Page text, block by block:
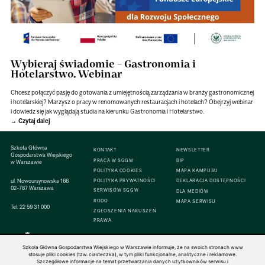
Wybieraj świadomie – Gastronomia i
Hotelarstwo. Webinar
Chcesz połączyć pasję do gotowania z umiejętnością zarządzania w branży gastronomicznej
i hotelarskiej? Marzysz o pracy w renomowanych restauracjach i hotelach? Obejrzyj webinar
i dowiedz się jak wyglądają studia na kierunku Gastronomia i Hotelarstwo.
Czytaj dalej
Szkoła Główna
Gospodarstwa Wiejskiego
w Warszawie
ul. Nowoursynowska 166
02-787 Warszawa
Tel:22 59 31 000
KONTAKT
PRACA W SGGW
POLITYKA COOKIES
POLITYKA PRYWATNOŚCI
SERWISÓW SGGW
RODO
ZGŁOSZENIA NARUSZEŃ
PRAWA
NEWSLETTER
BIP
MAPA KAMPUSU
DEKLARACJA DOSTĘPNOŚCI
DLA MEDIÓW
MAPA SERWISU
Szkoła Główna Gospodarstwa Wiejskiego w Warszawie informuje, że na swoich stronach www
stosuje pliki cookies (tzw. ciasteczka), w tym pliki funkcjonalne, analityczne i reklamowe.
Szczegółowe informacje na temat przetwarzania danych użytkowników serwisu i